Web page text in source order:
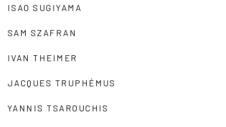
ISAO SUGIYAMA
SAM SZAFRAN
IVAN THEIMER
JACQUES TRUPHÉMUS
YANNIS TSAROUCHIS